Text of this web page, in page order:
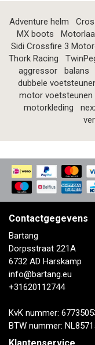
Adventure helm
MX boots
Sidi Crossfire 3
Thork Racing
aggressor
balans
dubbele
motor voetsteunen
motorkleding
Contactgegevens
Bartang
Dorpsstraat 221A
6732 AD Harskamp
info@bartang.eu
+31620112744
KvK nummer:
BTW nummer: